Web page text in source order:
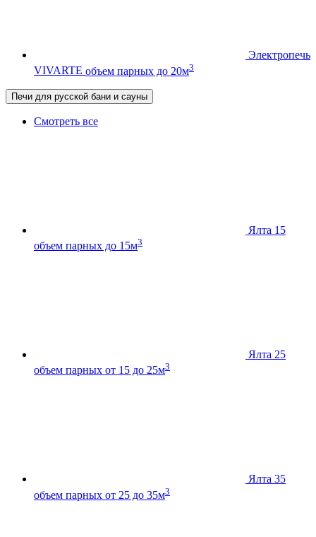
Электропечь
VIVARTE объем парных до 20м3
Печи для русской бани и сауны
Смотреть все
Ялта 15
объем парных до 15м3
Ялта 25
объем парных от 15 до 25м3
Ялта 35
объем парных от 25 до 35м3